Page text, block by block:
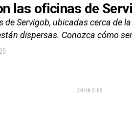
las oficinas de
de Servigob, ubicadas cerca de
dispersas. Conozca cómo
ANUNCIOS